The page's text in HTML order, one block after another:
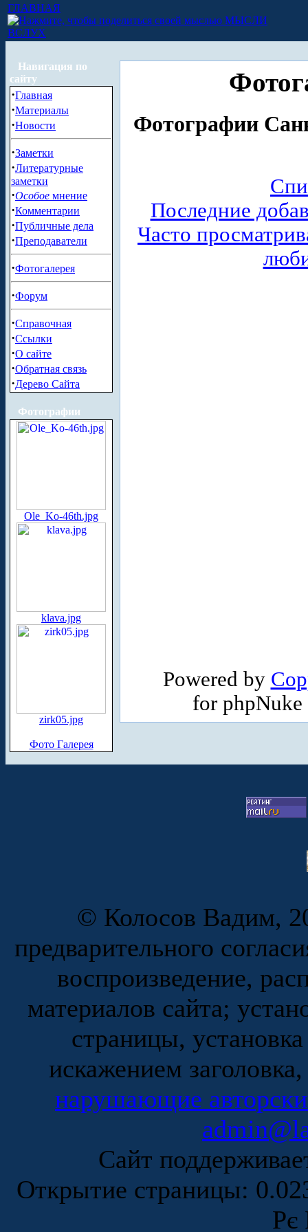
ГЛАВНАЯ
МЫСЛИ
ВСЛУХ
Навигация по
сайту
·Главная
·Материалы
·Новости
·Заметки
·Литературные
заметки
·Особое мнение
·Комментарии
·Публичные дела
·Преподаватели
·Фотогалерея
·Форум
·Справочная
·Ссылки
·О сайте
·Обратная связь
·Дерево Сайта
Фотографии
Ole_Ko-46th.jpg
klava.jpg
zirk05.jpg
Фото Галерея
Фотографии
Последние
Часто
Powered by
for
© Колосов Вадим,
предварительного
воспроизведение,
материалов сайта;
страницы,
искажением
нарушающие
Сайт
Открытие страницы:
Рє